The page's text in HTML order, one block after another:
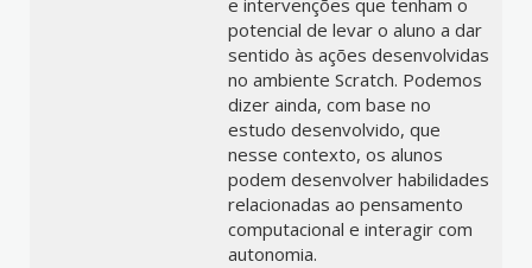
e intervenções que tenham o
potencial de levar o aluno a dar
sentido às ações desenvolvidas
no ambiente Scratch. Podemos
dizer ainda, com base no
estudo desenvolvido, que
nesse contexto, os alunos
podem desenvolver habilidades
relacionadas ao pensamento
computacional e interagir com
autonomia.